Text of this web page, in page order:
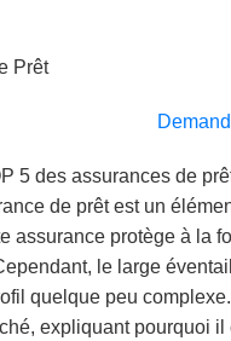
Prêt
5 des assurances de
de prêt est un
assurance protège à la
le large
quelque peu
expliquant pourquoi